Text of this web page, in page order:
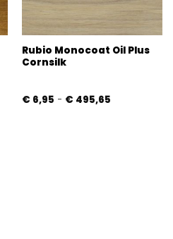
Rubio Monocoat Oil Plus
Cornsilk
€ 6,95 - € 495,65Prijsklasse: